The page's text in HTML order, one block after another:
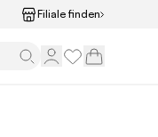
Filiale finden